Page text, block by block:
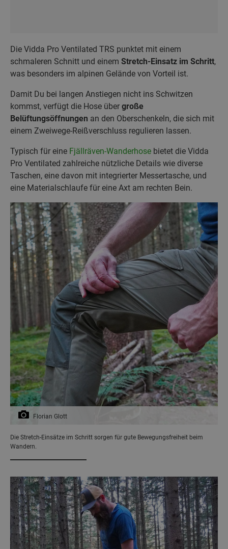
Die Vidda Pro Ventilated TRS punktet mit einem
schmaleren Schnitt und einem Stretch-Einsatz im Schritt,
was besonders im alpinen Gelände von Vorteil ist.
Damit Du bei langen Anstiegen nicht ins Schwitzen
kommst, verfügt die Hose über große
Belüftungsöffnungen an den Oberschenkeln, die sich mit
einem Zweiwege-Reißverschluss regulieren lassen.
Typisch für eine Fjällräven-Wanderhose bietet die Vidda
Pro Ventilated zahlreiche nützliche Details wie diverse
Taschen, eine davon mit integrierter Messertasche, und
eine Materialschlaufe für eine Axt am rechten Bein.
Florian Glott
Die Stretch-Einsätze im Schritt sorgen für gute Bewegungsfreiheit beim
Wandern.